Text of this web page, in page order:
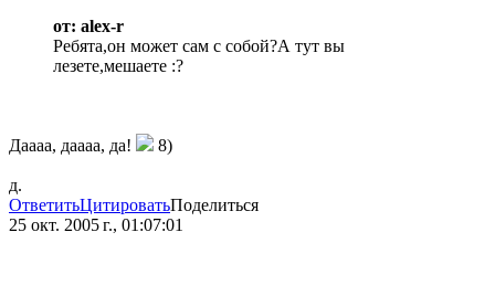
от: alex-r
Ребята,он может сам с собой?А тут вы
лезете,мешаете :?
Даааа, даааа, да! 8)
д.
ОтветитьЦитироватьПоделиться
25 окт. 2005 г., 01:07:01